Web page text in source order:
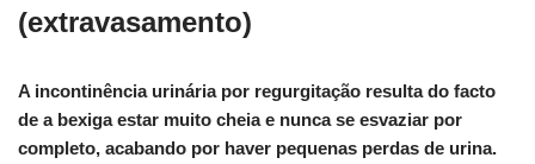
(extravasamento)
A incontinência urinária por regurgitação resulta do facto
de a bexiga estar muito cheia e nunca se esvaziar por
completo, acabando por haver pequenas perdas de urina.